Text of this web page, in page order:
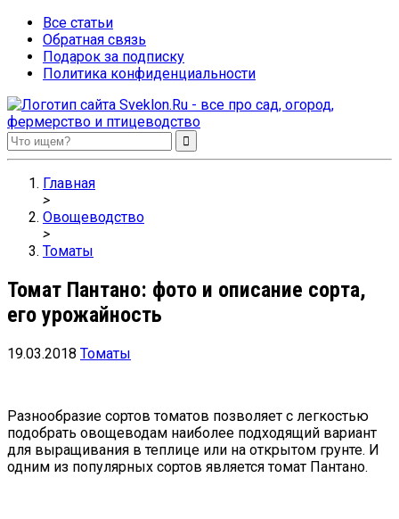
Все статьи
Обратная связь
Подарок за подписку
Политика конфиденциальности
Sveklon.Ru – все про сад, огород, фермерство и птицеводство
Главная
>
Овощеводство
>
Томаты
Томат Пантано: фото и описание сорта,
его урожайность
19.03.2018 Томаты
Разнообразие сортов томатов позволяет с легкостью
подобрать овощеводам наиболее подходящий вариант
для выращивания в теплице или на открытом грунте. И
одним из популярных сортов является томат Пантано.